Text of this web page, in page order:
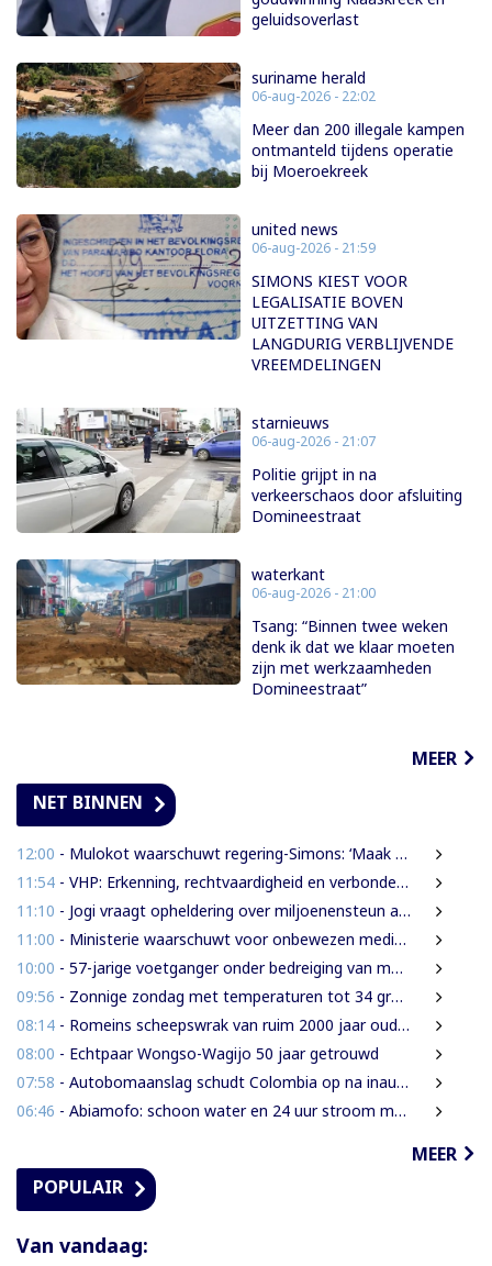
geluidsoverlast
suriname herald
06-aug-2026 - 22:02
Meer dan 200 illegale kampen
ontmanteld tijdens operatie
bij Moeroekreek
united news
06-aug-2026 - 21:59
SIMONS KIEST VOOR
LEGALISATIE BOVEN
UITZETTING VAN
LANGDURIG VERBLIJVENDE
VREEMDELINGEN
starnieuws
06-aug-2026 - 21:07
Politie grijpt in na
verkeerschaos door afsluiting
Domineestraat
waterkant
06-aug-2026 - 21:00
Tsang: “Binnen twee weken
denk ik dat we klaar moeten
zijn met werkzaamheden
Domineestraat”
MEER
NET BINNEN
12:00 - Mulokot waarschuwt regering-Simons: ‘Maak van 5-kilometerwet geen uitstel van echte grondenrechten’
11:54 - VHP: Erkenning, rechtvaardigheid en verbondenheid op 9 augustus
11:10 - Jogi vraagt opheldering over miljoenensteun aan SLM en behaalde resultaten
11:00 - Ministerie waarschuwt voor onbewezen medische claims via sociale media
10:00 - 57-jarige voetganger onder bedreiging van mes beroofd van mobiele telefoon
09:56 - Zonnige zondag met temperaturen tot 34 graden
08:14 - Romeins scheepswrak van ruim 2000 jaar oud ontdekt bij Sicilië
08:00 - Echtpaar Wongso-Wagijo 50 jaar getrouwd
07:58 - Autobomaanslag schudt Colombia op na inauguratie van hardline president
06:46 - Abiamofo: schoon water en 24 uur stroom moeten ook afgelegen dorpen bereiken
MEER
POPULAIR
Van vandaag: